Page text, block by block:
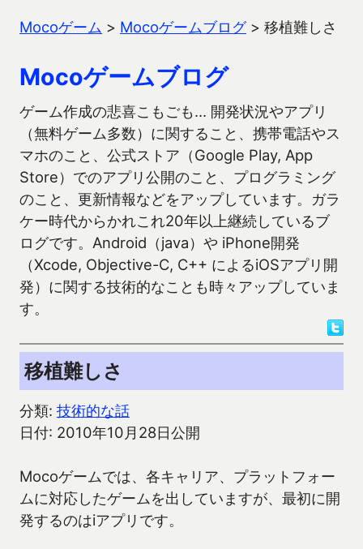
Mocoゲーム > Mocoゲームブログ> 移植難しさ
Mocoゲームブログ
ゲーム作成の悲喜こもごも… 開発状況やアプリ
（無料ゲーム多数）に関すること、携帯電話やス
マホのこと、公式ストア（Google Play, App
Store）でのアプリ公開のこと、プログラミング
のこと、更新情報などをアップしています。ガラ
ケー時代からかれこれ20年以上継続しているブ
ログです。Android（java）や iPhone開発
（Xcode, Objective-C, C++ によるiOSアプリ開
発）に関する技術的なことも時々アップしていま
す。
移植難しさ
分類: 技術的な話
日付: 2010年10月28日公開
Mocoゲームでは、各キャリア、プラットフォー
ムに対応したゲームを出していますが、最初に開
発するのはiアプリです。